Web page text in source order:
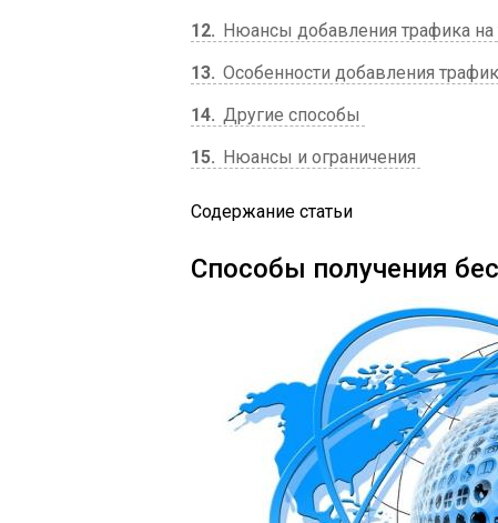
12
Нюансы добавления трафика на
13 Особенности добавления
14 Другие способы
15
Нюансы и ограничения
Содержание статьи
Способы получения